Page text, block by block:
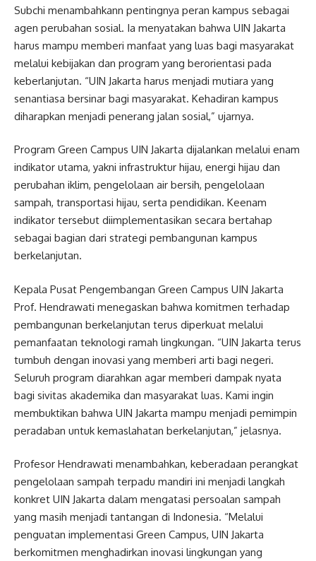
Subchi menambahkann pentingnya peran kampus sebagai
agen perubahan sosial. Ia menyatakan bahwa UIN Jakarta
harus mampu memberi manfaat yang luas bagi masyarakat
melalui kebijakan dan program yang berorientasi pada
keberlanjutan. “UIN Jakarta harus menjadi mutiara yang
senantiasa bersinar bagi masyarakat. Kehadiran kampus
diharapkan menjadi penerang jalan sosial,” ujarnya.
Program Green Campus UIN Jakarta dijalankan melalui enam
indikator utama, yakni infrastruktur hijau, energi hijau dan
perubahan iklim, pengelolaan air bersih, pengelolaan
sampah, transportasi hijau, serta pendidikan. Keenam
indikator tersebut diimplementasikan secara bertahap
sebagai bagian dari strategi pembangunan kampus
berkelanjutan.
Kepala Pusat Pengembangan Green Campus UIN Jakarta
Prof. Hendrawati menegaskan bahwa komitmen terhadap
pembangunan berkelanjutan terus diperkuat melalui
pemanfaatan teknologi ramah lingkungan. “UIN Jakarta terus
tumbuh dengan inovasi yang memberi arti bagi negeri.
Seluruh program diarahkan agar memberi dampak nyata
bagi sivitas akademika dan masyarakat luas. Kami ingin
membuktikan bahwa UIN Jakarta mampu menjadi pemimpin
peradaban untuk kemaslahatan berkelanjutan,” jelasnya.
Profesor Hendrawati menambahkan, keberadaan perangkat
pengelolaan sampah terpadu mandiri ini menjadi langkah
konkret UIN Jakarta dalam mengatasi persoalan sampah
yang masih menjadi tantangan di Indonesia. “Melalui
penguatan implementasi Green Campus, UIN Jakarta
berkomitmen menghadirkan inovasi lingkungan yang